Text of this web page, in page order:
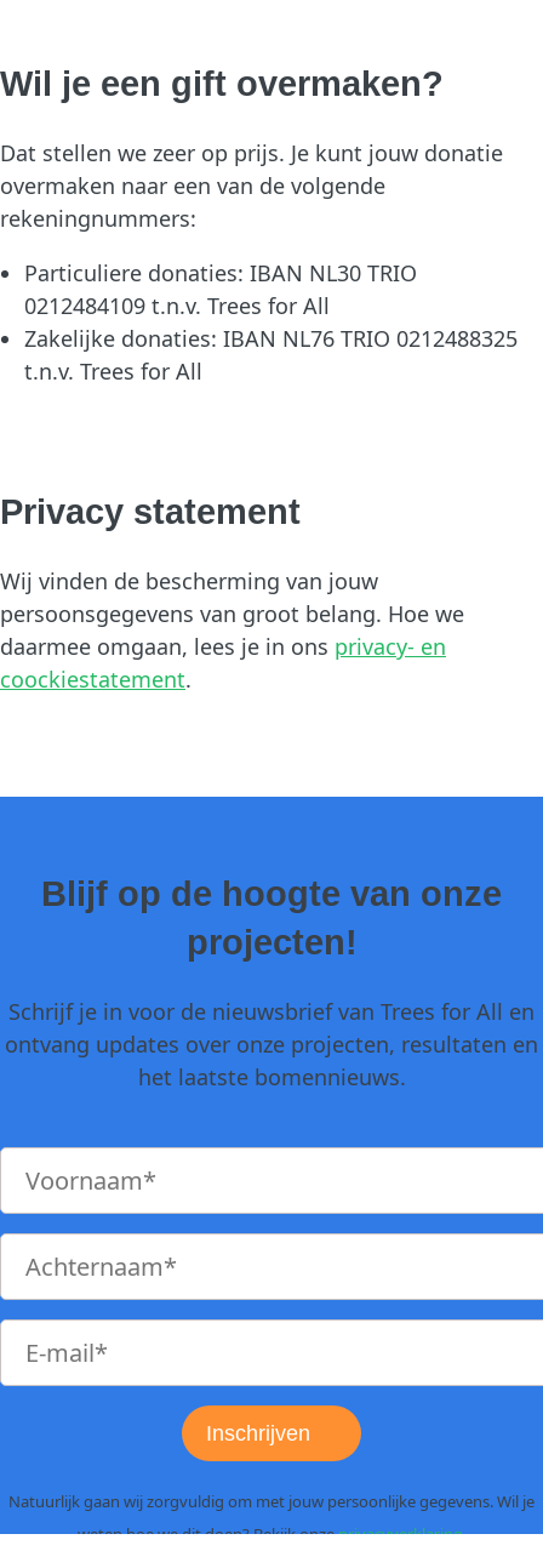
Wil je een gift overmaken?
Dat stellen we zeer op prijs. Je kunt jouw donatie
overmaken naar een van de volgende
rekeningnummers:
Particuliere donaties: IBAN NL30 TRIO
0212484109 t.n.v. Trees for All
Zakelijke donaties: IBAN NL76 TRIO 0212488325
t.n.v. Trees for All
Privacy statement
Wij vinden de bescherming van jouw
persoonsgegevens van groot belang. Hoe we
daarmee omgaan, lees je in ons privacy- en
coockiestatement.
Blijf op de hoogte van onze
projecten!
Schrijf je in voor de nieuwsbrief van Trees for All en
ontvang updates over onze projecten, resultaten en
het laatste bomennieuws.
Inschrijven
Natuurlijk gaan wij zorgvuldig om met jouw persoonlijke gegevens. Wil je
weten hoe we dit doen? Bekijk onzeprivacyverklaring.